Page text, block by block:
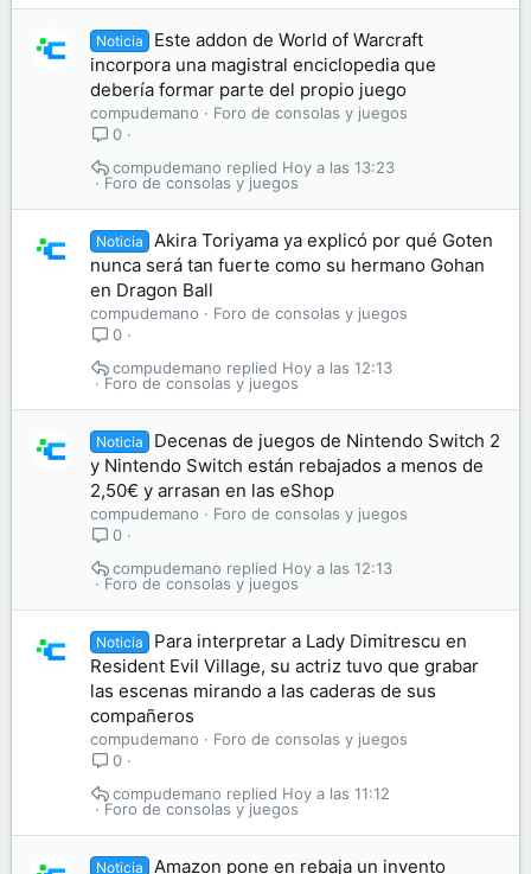
Noticia
Este addon de World of Warcraft
incorpora una magistral enciclopedia que
debería formar parte del propio juego
compudemano
Foro de consolas y juegos
0
Foro de consolas y juegos
Hoy a las 13:23
compudemano
Noticia
Akira Toriyama ya explicó por qué Goten
nunca será tan fuerte como su hermano Gohan
en Dragon Ball
compudemano
Foro de consolas y juegos
0
Foro de consolas y juegos
Hoy a las 12:13
compudemano
Noticia
Decenas de juegos de Nintendo Switch 2
y Nintendo Switch están rebajados a menos de
2,50€ y arrasan en las eShop
compudemano
Foro de consolas y juegos
0
Foro de consolas y juegos
Hoy a las 12:13
compudemano
Noticia
Para interpretar a Lady Dimitrescu en
Resident Evil Village, su actriz tuvo que grabar
las escenas mirando a las caderas de sus
compañeros
compudemano
Foro de consolas y juegos
0
Foro de consolas y juegos
Hoy a las 11:12
compudemano
Noticia
Amazon pone en rebaja un invento